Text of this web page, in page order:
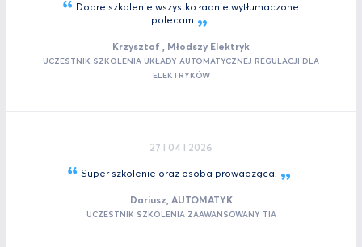
Dobre szkolenie wszystko ładnie wytłumaczone
polecam
Krzysztof , Młodszy Elektryk
UCZESTNIK SZKOLENIA UKŁADY AUTOMATYCZNEJ REGULACJI DLA
ELEKTRYKÓW
27 I 04 I 2026
Super szkolenie oraz osoba prowadząca.
Dariusz, AUTOMATYK
UCZESTNIK SZKOLENIA ZAAWANSOWANY TIA